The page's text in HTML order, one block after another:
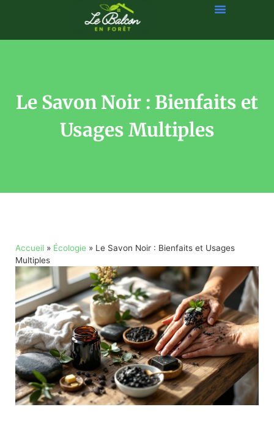
Le Savon Noir : Bienfaits et
Usages Multiples
Accueil » Écologie » Le Savon Noir : Bienfaits et Usages
Multiples